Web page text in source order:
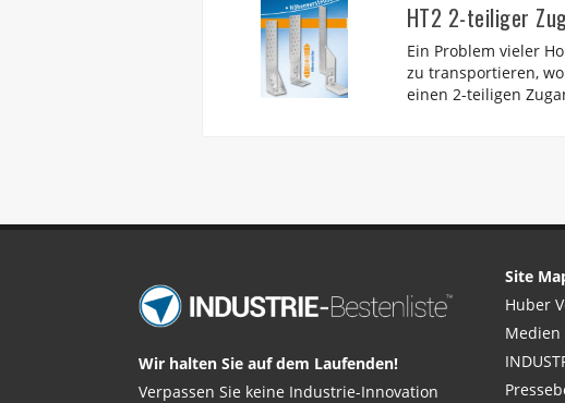
HT2 2-teiliger
Ein Problem vieler
zu transportieren,
einen 2-teiligen
Wir halten Sie auf dem Laufenden!
Verpassen Sie keine Industrie-Innovation
Site
Huber
Medien